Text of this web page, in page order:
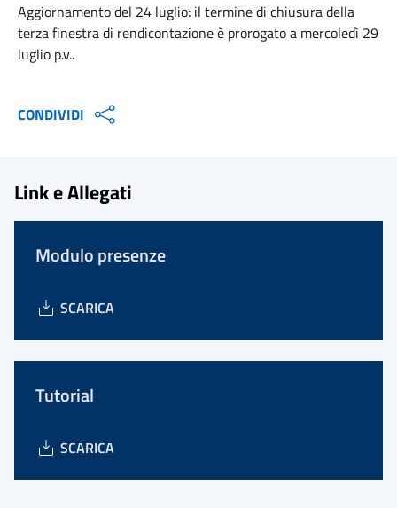
Aggiornamento del 24 luglio: il termine di chiusura della
terza finestra di rendicontazione è prorogato a mercoledì 29
luglio p.v..
CONDIVIDI
Link e Allegati
Modulo presenze
SCARICA
Tutorial
SCARICA